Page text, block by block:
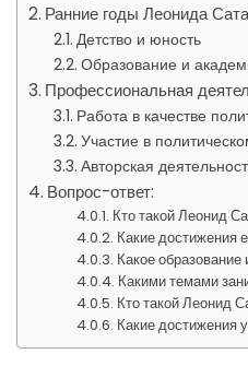
Ранние годы Леонида
Детство и юность
Образование и
Профессиональная
Работа в качестве
Участие в
Авторская
Вопрос-ответ:
Кто такой Леонид
Какие достижения
Какое
Какими темами
Кто такой Леонид
Какие достижения